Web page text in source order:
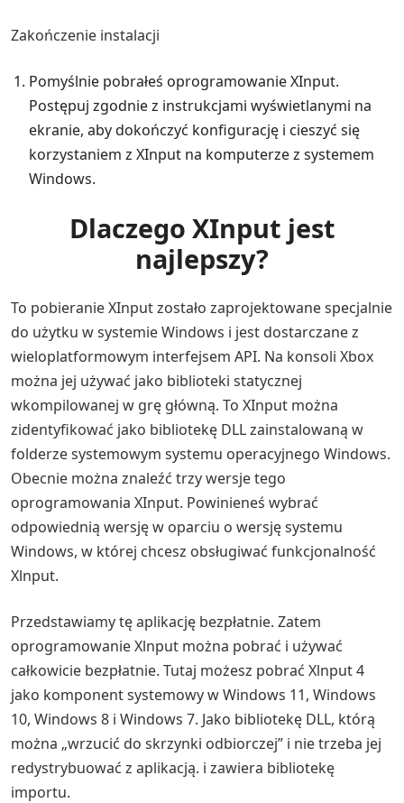
Zakończenie instalacji
Pomyślnie pobrałeś oprogramowanie XInput.
Postępuj zgodnie z instrukcjami wyświetlanymi na
ekranie, aby dokończyć konfigurację i cieszyć się
korzystaniem z XInput na komputerze z systemem
Windows.
Dlaczego XInput jest
najlepszy?
To pobieranie XInput zostało zaprojektowane specjalnie
do użytku w systemie Windows i jest dostarczane z
wieloplatformowym interfejsem API. Na konsoli Xbox
można jej używać jako biblioteki statycznej
wkompilowanej w grę główną. To XInput można
zidentyfikować jako bibliotekę DLL zainstalowaną w
folderze systemowym systemu operacyjnego Windows.
Obecnie można znaleźć trzy wersje tego
oprogramowania XInput. Powinieneś wybrać
odpowiednią wersję w oparciu o wersję systemu
Windows, w której chcesz obsługiwać funkcjonalność
Xlnput.
Przedstawiamy tę aplikację bezpłatnie. Zatem
oprogramowanie Xlnput można pobrać i używać
całkowicie bezpłatnie. Tutaj możesz pobrać Xlnput 4
jako komponent systemowy w Windows 11, Windows
10, Windows 8 i Windows 7. Jako bibliotekę DLL, którą
można „wrzucić do skrzynki odbiorczej” i nie trzeba jej
redystrybuować z aplikacją. i zawiera bibliotekę
importu.